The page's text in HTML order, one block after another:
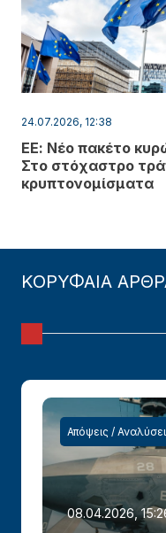
24.07.2026, 12:38
ΕΕ: Νέο πακέτο
Στο στόχαστρο
κρυπτονομίσματα
ΚΟΡΥΦΑΙΑ
Απόψεις /
08.04.2026,